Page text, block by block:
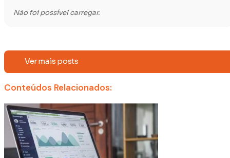
Não foi possível carregar.
Ver mais posts
Conteúdos Relacionados: